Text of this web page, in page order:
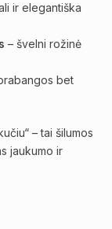
ir elegantiška
– švelni rožinė
bet
– tai šilumos
jaukumo ir